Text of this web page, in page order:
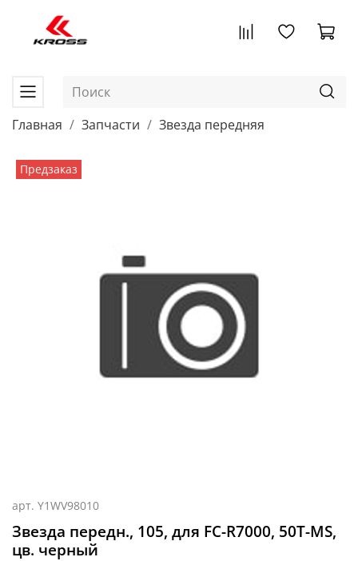
Главная Запчасти Звезда передняя
Предзаказ
арт. Y1WV98010
Звезда передн., 105, для FC-R7000, 50T-MS,
цв. черный